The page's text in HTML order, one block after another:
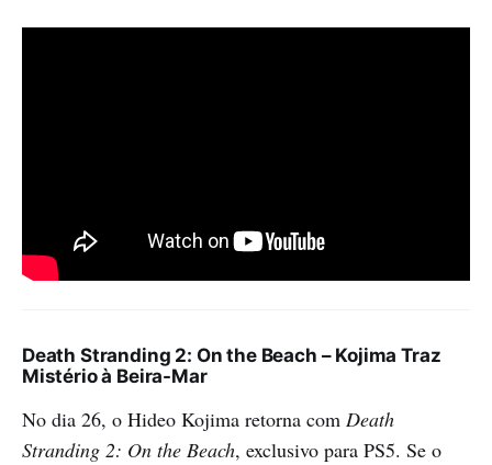
Death Stranding 2: On the Beach – Kojima Traz
Mistério à Beira-Mar
No dia 26, o Hideo Kojima retorna com Death
Stranding 2: On the Beach, exclusivo para PS5. Se o